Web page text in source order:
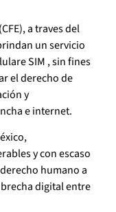
(CFE), a traves del
un servicio
SIM , sin fines
el derecho de
y
e internet.
y con escaso
humano a
digital entre